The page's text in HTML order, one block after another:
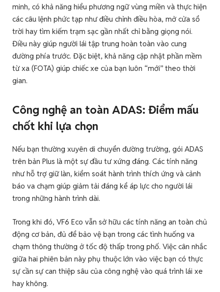
minh, có khả năng hiểu phương ngữ vùng miền và thực hiện
các câu lệnh phức tạp như điều chỉnh điều hòa, mở cửa sổ
trời hay tìm kiếm trạm sạc gần nhất chỉ bằng giọng nói.
Điều này giúp người lái tập trung hoàn toàn vào cung
đường phía trước. Đặc biệt, khả năng cập nhật phần mềm
từ xa (FOTA) giúp chiếc xe của bạn luôn “mới” theo thời
gian.
Công nghệ an toàn ADAS: Điểm mấu
chốt khi lựa chọn
Nếu bạn thường xuyên di chuyển đường trường, gói ADAS
trên bản Plus là một sự đầu tư xứng đáng. Các tính năng
như hỗ trợ giữ làn, kiểm soát hành trình thích ứng và cảnh
báo va chạm giúp giảm tải đáng kể áp lực cho người lái
trong những hành trình dài.
Trong khi đó, VF6 Eco vẫn sở hữu các tính năng an toàn chủ
động cơ bản, đủ để bảo vệ bạn trong các tình huống va
chạm thông thường ở tốc độ thấp trong phố. Việc cân nhắc
giữa hai phiên bản này phụ thuộc lớn vào việc bạn có thực
sự cần sự can thiệp sâu của công nghệ vào quá trình lái xe
hay không.